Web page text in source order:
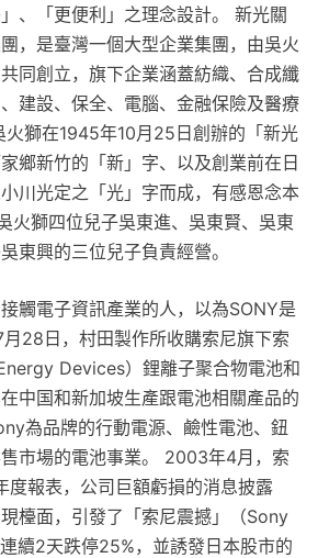
、「更便利」之理念設計。 新光關
，是臺灣一個大型企業集團，由吳火
同創立，旗下企業涵蓋紡織、合成纖
建設、保全、電腦、金融保險及醫療
獅在1945年10月25日創辦的「新光
鄉新竹的「新」字、以及創業前在日
川光定之「光」字而成，有感恩念本
火獅四位兒子吳東進、吳東賢、吳東
東興的三位兒子負責經營。
觸電子資訊產業的人，以為SONY是
28日，村田製作所收購索尼旗下索
Devices）鋰離子聚合物電池和
中国和新加坡生產跟電池相關產品的
為品牌的行動電源、鹼性電池、鈕
市場的電池事業。 2003年4月，索
度報表，公司巨額虧損的消息披露
檯面，引發了「索尼震撼」（Sony
續2天跌停25%，並誘發日本股市的